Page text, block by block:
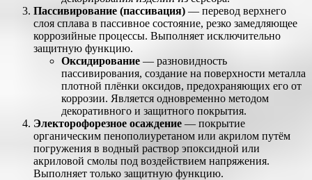
Пассивирование (пассивация) — перевод верхнего
слоя сплава в пассивное состояние, резко замедляющее
коррозийные процессы. Выполняет исключительно
защитную функцию.
Оксидирование— разновидность
пассивирования, создание на поверхности металла
плотной плёнки оксидов, предохраняющих его от
коррозии. Является одновременно методом
декоративного и защитного покрытия.
Электорофорезное осаждение — покрытие
органическим пенополиуретаном или акрилом путём
погружения в водный раствор эпоксидной или
акриловой смолы под воздействием напряжения.
Выполняет только защитную функцию.